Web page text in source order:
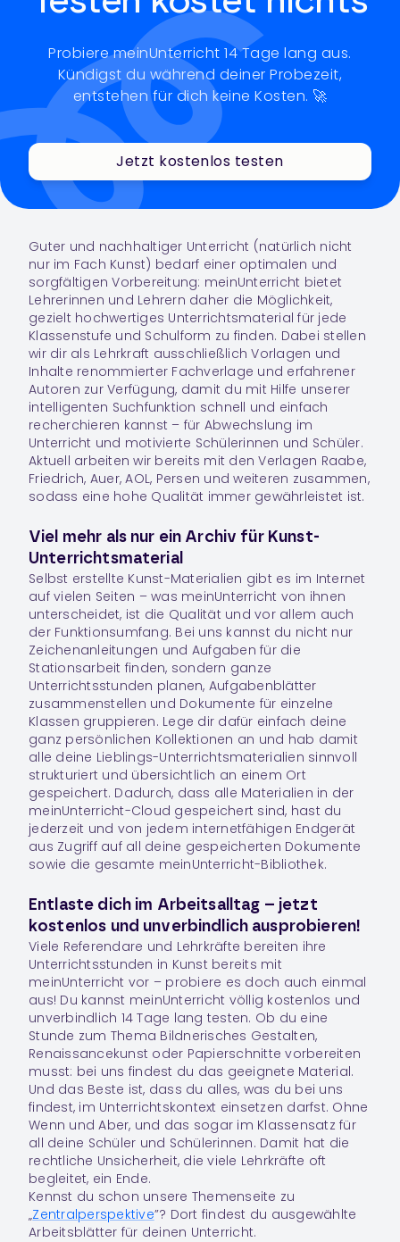
Probiere meinUnterricht 14 Tage lang aus.
Kündigst du während deiner Probezeit,
entstehen für dich keine Kosten. 🚀
Jetzt kostenlos testen
Guter und nach­hal­ti­ger Unter­richt (natür­lich nicht
nur im Fach Kunst) bedarf einer opti­ma­len und
sorg­fäl­ti­gen Vor­be­rei­tung: meinUnterricht bie­tet
Leh­re­rin­nen und Leh­rern daher die Mög­lich­keit,
gezielt hoch­wer­ti­ges Unter­richts­ma­te­rial für jede
Klas­sen­stufe und Schul­form zu fin­den. Dabei stel­len
wir dir als Lehrkraft aus­schließ­lich Vor­la­gen und
Inhalte renom­mier­ter Fach­ver­lage und erfah­re­ner
Auto­ren zur Ver­fü­gung, damit du mit Hilfe unserer
intelligenten Suchfunktion schnell und einfach
recherchieren kannst – für Abwechslung im
Unterricht und motivierte Schülerinnen und Schüler.
Aktuell arbeiten wir bereits mit den Verlagen Raabe,
Friedrich, Auer, AOL, Persen und weiteren zusammen,
sodass eine hohe Qualität immer gewährleistet ist.
Viel mehr als nur ein Archiv für Kunst-
Unterrichtsmaterial
Selbst erstellte Kunst-Materialien gibt es im Internet
auf vielen Seiten – was meinUnterricht von ihnen
unterscheidet, ist die Qualität und vor allem auch
der Funktionsumfang. Bei uns kannst du nicht nur
Zeichenanleitungen und Aufgaben für die
Stationsarbeit finden, sondern ganze
Unterrichtsstunden planen, Aufgabenblätter
zusammenstellen und Dokumente für einzelne
Klassen gruppieren. Lege dir dafür einfach deine
ganz persönlichen Kollektionen an und hab damit
alle deine Lieblings-Unterrichtsmaterialien sinnvoll
strukturiert und übersichtlich an einem Ort
gespeichert. Dadurch, dass alle Materialien in der
meinUnterricht-Cloud gespeichert sind, hast du
jederzeit und von jedem internetfähigen Endgerät
aus Zugriff auf all deine gespeicherten Dokumente
sowie die gesamte meinUnterricht-Bibliothek.
Entlaste dich im Arbeitsalltag – jetzt
kostenlos und unverbindlich ausprobieren!
Viele Referendare und Lehrkräfte bereiten ihre
Unterrichtsstunden in Kunst bereits mit
meinUnterricht vor – probiere es doch auch einmal
aus! Du kannst meinUnterricht völlig kostenlos und
unverbindlich 14 Tage lang testen. Ob du eine
Stunde zum Thema Bildnerisches Gestalten,
Renaissancekunst oder Papierschnitte vorbereiten
musst: bei uns findest du das geeignete Material.
Und das Beste ist, dass du alles, was du bei uns
findest, im Unterrichtskontext einsetzen darfst. Ohne
Wenn und Aber, und das sogar im Klassensatz für
all deine Schüler und Schülerinnen. Damit hat die
rechtliche Unsicherheit, die viele Lehrkräfte oft
begleitet, ein Ende.
Kennst du schon unsere Themenseite zu
„Zentralperspektive”? Dort findest du ausgewählte
Arbeitsblätter für deinen Unterricht.